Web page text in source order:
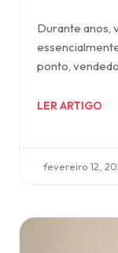
Durante anos,
ponto,
LER ARTIGO
fevereiro 12,